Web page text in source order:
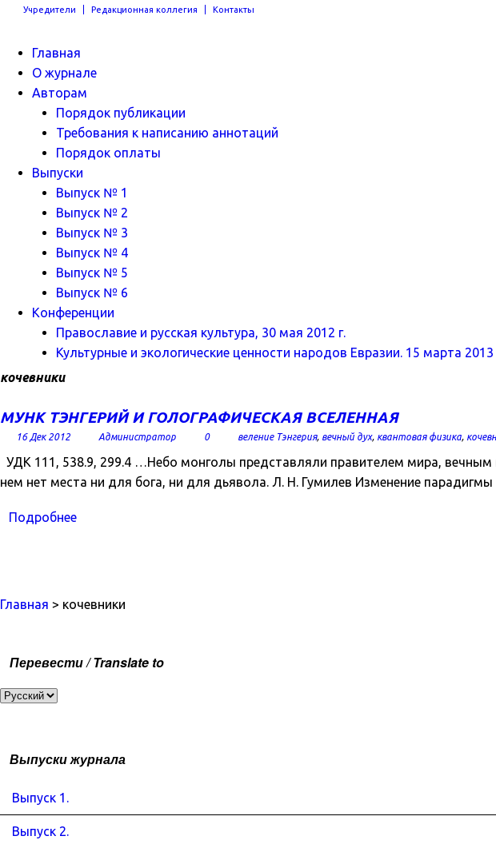
Учредители Редакционная коллегия Контакты
Главная
О журнале
Авторам
Порядок публикации
Требования к написанию аннотаций
Порядок оплаты
Выпуски
Выпуск № 1
Выпуск № 2
Выпуск № 3
Выпуск № 4
Выпуск № 5
Выпуск № 6
Конференции
Православие и русская культура, 30 мая 2012 г.
Культурные и экологические ценности народов Евразии. 15 марта 2013
кочевники
МУНК ТЭНГЕРИЙ И ГОЛОГРАФИЧЕСКАЯ ВСЕЛЕННАЯ
16 Дек 2012 Администратор 0 веление Тэнгерия, вечный дух, квантовая физика,
УДК 111, 538.9, 299.4 …Небо монголы представляли правителем мира,
нем нет места ни для бога, ни для дьявола. Л. Н. Гумилев Изменение
Подробнее
Главная > кочевники
Перевести / Translate to
Выпуски журнала
Выпуск 1.
Выпуск 2.